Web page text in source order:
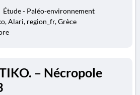
Étude - Paléo-environnement
Alari, region_fr, Grèce
– Nécropole